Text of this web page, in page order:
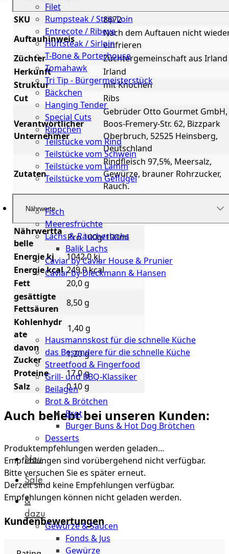
Filet
Rumpsteak / Strip Loin
Entrecote / Ribeye
Hüftsteak / Sirloin
T-Bone & Porterhouse
Tomahawk
Tri Tip - Bürgermeisterstück
Bäckchen
Hanging Tender
Special Cuts
Rippchen
Teilstücke vom Rind
Teilstücke vom Schwein
Teilstücke vom Lamm
Teilstücke vom Geflügel
Seafood
Fisch
Meeresfrüchte
Lachs & Räucherlachs
Balik Lachs
Caviar by Caviar House & Prunier
Caviar by Dieckmann & Hansen
Probierpakete
Schnelle
Küche
Hausmannskost für die schnelle Küche
das Besondere für die schnelle Küche
Streetfood & Fingerfood
Grill- und BBQ-Klassiker
Beilagen
Brot & Brötchen
Brot
Burger Buns & Hot Dog Brötchen
Desserts
Neu
Sale
&
dazu
Gewürze & Saucen
Fonds & Jus
Gewürze
SKU
8672
Auftauhinweis
Nach dem Auftauen nicht
einfrieren
Züchter
Züchtergemeinschaft aus Irland
Herkunft
Irland
Struktur
mit Knochen
Cut
Ribs
Verantwortlicher
Unternehmer
Gebrüder Otto Gourmet GmbH,
Boos-Fremery-Str. 62, Bizzpark
Oberbruch, 52525 Heinsberg,
Deutschland
Zutaten
Rindfleisch 97,5%, Meersalz,
Gewürze, brauner Rohrzucker,
Rauch.
Nährwerte
Nährwertta
belle
Pro 100g/100ml
Energie kj
1042,0 kj
Energie kcal 249,0 kcal
Fett
20,0 g
gesättigte
Fettsäuren
8,50 g
Kohlenhydr
ate
1,40 g
davon
Zucker
1,20 g
Proteine
17,0 g
Salz
0,10 g
Auch beliebt bei unseren Kunden:
Produktempfehlungen werden geladen…
Empfehlungen sind vorübergehend nicht verfügbar.
Bitte versuchen Sie es später erneut.
Derzeit sind keine Empfehlungen verfügbar.
Empfehlungen können nicht geladen werden.
Kundenbewertungen